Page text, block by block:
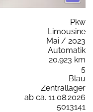
Pkw
Limousine
Mai / 2023
Automatik
20.923 km
5
Blau
Zentrallager
ab ca. 11.08.2026
5013141